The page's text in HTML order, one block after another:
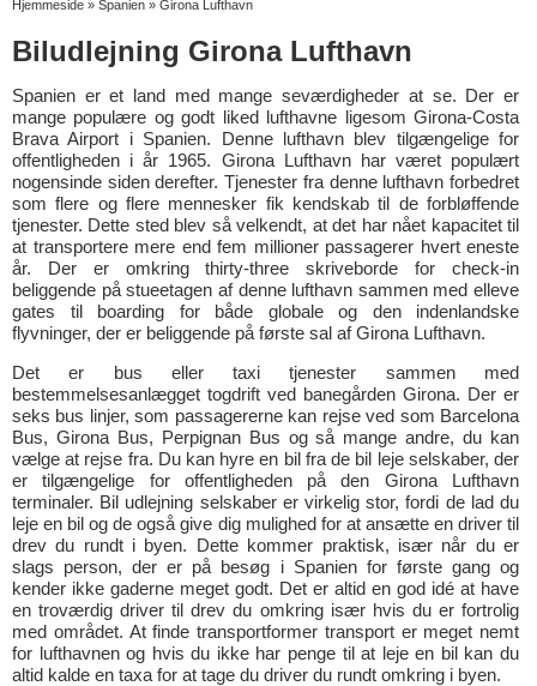
Hjemmeside » Spanien » Girona Lufthavn
Biludlejning Girona Lufthavn
Spanien er et land med mange seværdigheder at se. Der er
mange populære og godt liked lufthavne ligesom Girona-Costa
Brava Airport i Spanien. Denne lufthavn blev tilgængelige for
offentligheden i år 1965. Girona Lufthavn har været populært
nogensinde siden derefter. Tjenester fra denne lufthavn forbedret
som flere og flere mennesker fik kendskab til de forbløffende
tjenester. Dette sted blev så velkendt, at det har nået kapacitet til
at transportere mere end fem millioner passagerer hvert eneste
år. Der er omkring thirty-three skriveborde for check-in
beliggende på stueetagen af denne lufthavn sammen med elleve
gates til boarding for både globale og den indenlandske
flyvninger, der er beliggende på første sal af Girona Lufthavn.
Det er bus eller taxi tjenester sammen med
bestemmelsesanlægget togdrift ved banegården Girona. Der er
seks bus linjer, som passagererne kan rejse ved som Barcelona
Bus, Girona Bus, Perpignan Bus og så mange andre, du kan
vælge at rejse fra. Du kan hyre en bil fra de bil leje selskaber, der
er tilgængelige for offentligheden på den Girona Lufthavn
terminaler. Bil udlejning selskaber er virkelig stor, fordi de lad du
leje en bil og de også give dig mulighed for at ansætte en driver til
drev du rundt i byen. Dette kommer praktisk, især når du er
slags person, der er på besøg i Spanien for første gang og
kender ikke gaderne meget godt. Det er altid en god idé at have
en troværdig driver til drev du omkring især hvis du er fortrolig
med området. At finde transportformer transport er meget nemt
for lufthavnen og hvis du ikke har penge til at leje en bil kan du
altid kalde en taxa for at tage du driver du rundt omkring i byen.